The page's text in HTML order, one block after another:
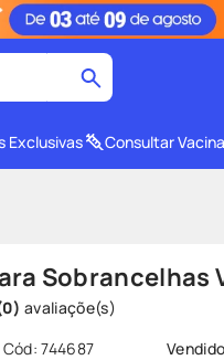
Exclusivas Consultar
Sobrancelhas
0)
Cód:744687